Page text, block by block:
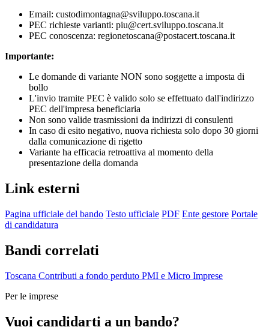
Email: custodimontagna@sviluppo.toscana.it
PEC richieste varianti: piu@cert.sviluppo.toscana.it
PEC conoscenza: regionetoscana@postacert.toscana.it
Importante:
Le domande di variante NON sono soggette a imposta di
bollo
L'invio tramite PEC è valido solo se effettuato dall'indirizzo
PEC dell'impresa beneficiaria
Non sono valide trasmissioni da indirizzi di consulenti
In caso di esito negativo, nuova richiesta solo dopo 30 giorni
dalla comunicazione di rigetto
Variante ha efficacia retroattiva al momento della
presentazione della domanda
Link esterni
Pagina ufficiale del bando Testo ufficiale PDF Ente gestore Portale
di candidatura
Bandi correlati
Toscana Contributi a fondo perduto PMI e Micro Imprese
Per le imprese
Vuoi candidarti a un bando?